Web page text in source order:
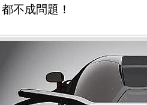
不成問題！